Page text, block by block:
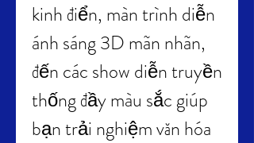
kinh điển, màn trình diễn
ánh sáng 3D mãn nhãn,
đến các show diễn truyền
thống đầy màu sắc giúp
bạn trải nghiệm văn hóa